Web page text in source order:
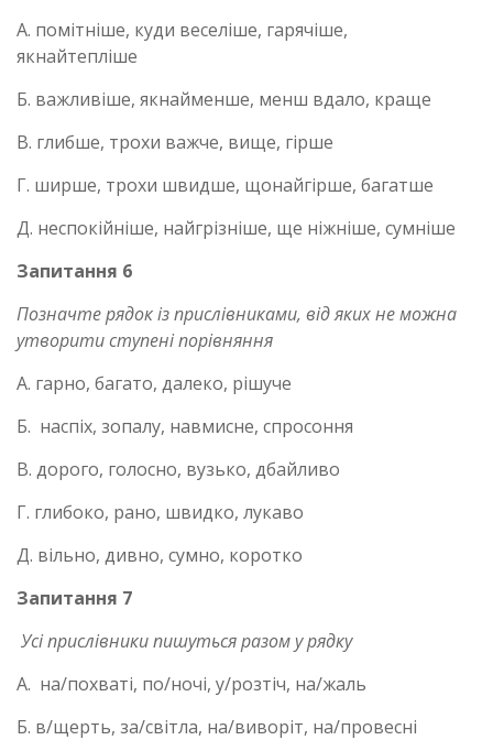
А. помітніше, куди веселіше, гарячіше,
якнайтепліше
Б. важливіше, якнайменше, менш вдало, краще
В. глибше, трохи важче, вище, гірше
Г. ширше, трохи швидше, щонайгірше, багатше
Д. неспокійніше, найгрізніше, ще ніжніше, сумніше
Запитання 6
Позначте рядок із прислівниками, від яких не можна
утворити ступені порівняння
А. гарно, багато, далеко, рішуче
Б. наспіх, зопалу, навмисне, спросоння
В. дорого, голосно, вузько, дбайливо
Г. глибоко, рано, швидко, лукаво
Д. вільно, дивно, сумно, коротко
Запитання 7
Усі прислівники пишуться разом у рядку
А. на/похваті, по/ночі, у/розтіч, на/жаль
Б. в/щерть, за/світла, на/виворіт, на/провесні